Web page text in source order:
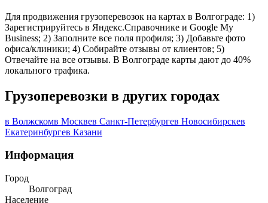
Для продвижения грузоперевозок на картах в Волгограде: 1)
Зарегистрируйтесь в Яндекс.Справочнике и Google My
Business; 2) Заполните все поля профиля; 3) Добавьте фото
офиса/клиники; 4) Собирайте отзывы от клиентов; 5)
Отвечайте на все отзывы. В Волгограде карты дают до 40%
локального трафика.
Грузоперевозки в других городах
в Волжскомв Москвев Санкт-Петербургев Новосибирскев
Екатеринбургев Казани
Информация
Город
Волгоград
Население